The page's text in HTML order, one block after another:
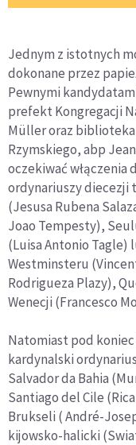
Jednym z istotnych
dokonane przez
Pewnymi
prefekt Kongregacji
Müller oraz
Rzymskiego, abp
oczekiwać włączenia
ordynariuszy diecezji
(Jesusa Rubena
Joao Tempesty),
(Luisa Antonio Tagle)
Westminsteru
Rodrigueza Plazy),
Wenecji (Francesco
Natomiast pod
kardynalski
Salvador da Bahia
Santiago del Cile
Brukseli ( André-
kijowsko-halicki